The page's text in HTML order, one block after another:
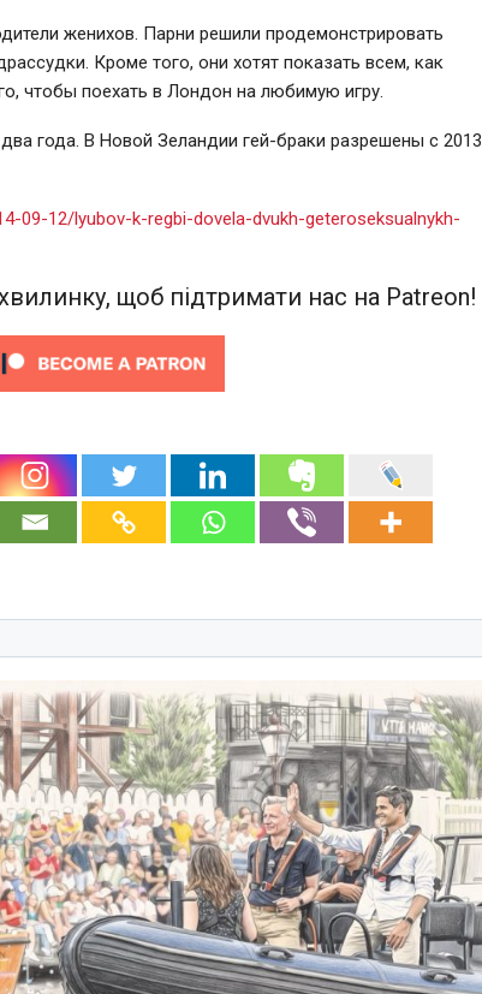
женихов. Парни решили продемонстрировать
Кроме того, они хотят показать всем, как
чтобы поехать в Лондон на любимую игру.
года. В Новой Зеландии гей-браки разрешены с 2013
09-12/lyubov-k-regbi-dovela-dvukh-geteroseksualnykh-
щоб підтримати нас на Patreon!